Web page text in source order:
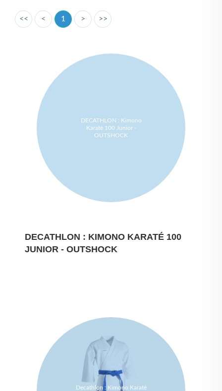
<< < 1 > >>
DECATHLON : Kimono
Karaté 100 Junior -
OUTSHOCK
DECATHLON : KIMONO KARATÉ 100
JUNIOR - OUTSHOCK
Decathlon : Kimono Karaté